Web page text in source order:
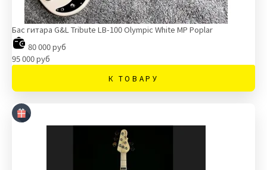
Бас гитара G&L Tribute LB-100 Olympic White MP Poplar
80 000 руб
95 000 руб
К ТОВАРУ